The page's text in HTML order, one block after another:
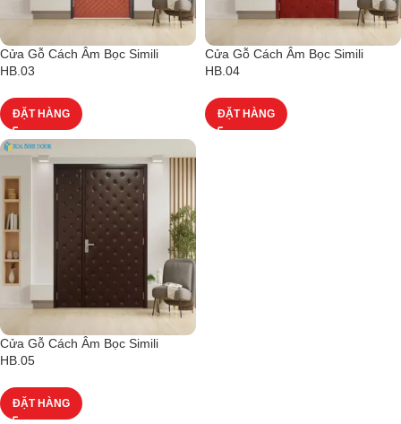
Cửa Gỗ Cách Âm Bọc Simili
HB.03
ĐẶT HÀNG
Cửa Gỗ Cách Âm Bọc Simili
HB.04
ĐẶT HÀNG
Cửa Gỗ Cách Âm Bọc Simili
HB.05
ĐẶT HÀNG